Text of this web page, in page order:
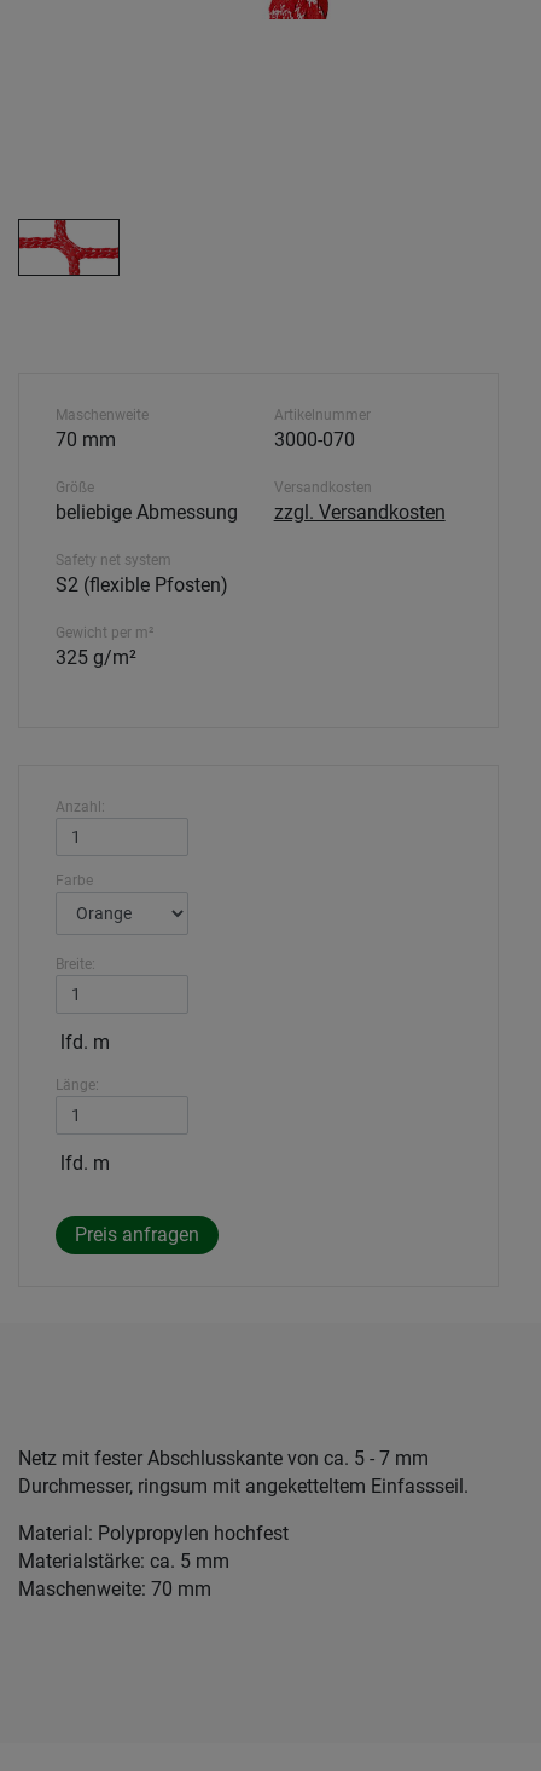
Maschenweite
70 mm
Größe
beliebige Abmessung
Safety net system
S2 (flexible Pfosten)
Gewicht per m²
325 g/m²
Artikelnummer
3000-070
Versandkosten
zzgl. Versandkosten
Anzahl:
Farbe
Breite:
lfd. m
Länge:
lfd. m
Netz mit fester Abschlusskante von ca. 5 - 7 mm
Durchmesser, ringsum mit angeketteltem Einfassseil.
Material: Polypropylen hochfest
Materialstärke: ca. 5 mm
Maschenweite: 70 mm